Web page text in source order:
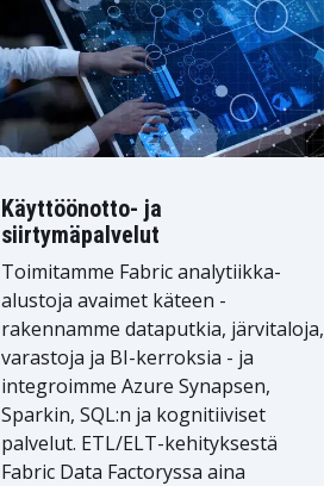
Käyttöönotto- ja
siirtymäpalvelut
Toimitamme Fabric analytiikka-
alustoja avaimet käteen -
rakennamme dataputkia, järvitaloja,
varastoja ja BI-kerroksia - ja
integroimme Azure Synapsen,
Sparkin, SQL:n ja kognitiiviset
palvelut. ETL/ELT-kehityksestä
Fabric Data Factoryssa aina